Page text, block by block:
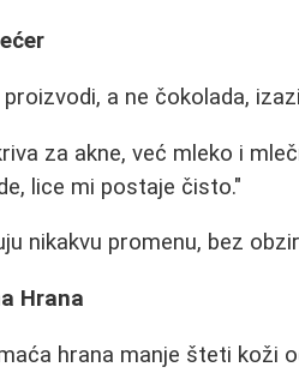
a ne čokolada,
za akne, već mleko i
lice mi postaje čisto."
nikakvu promenu, bez
Hrana
hrana manje šteti koži